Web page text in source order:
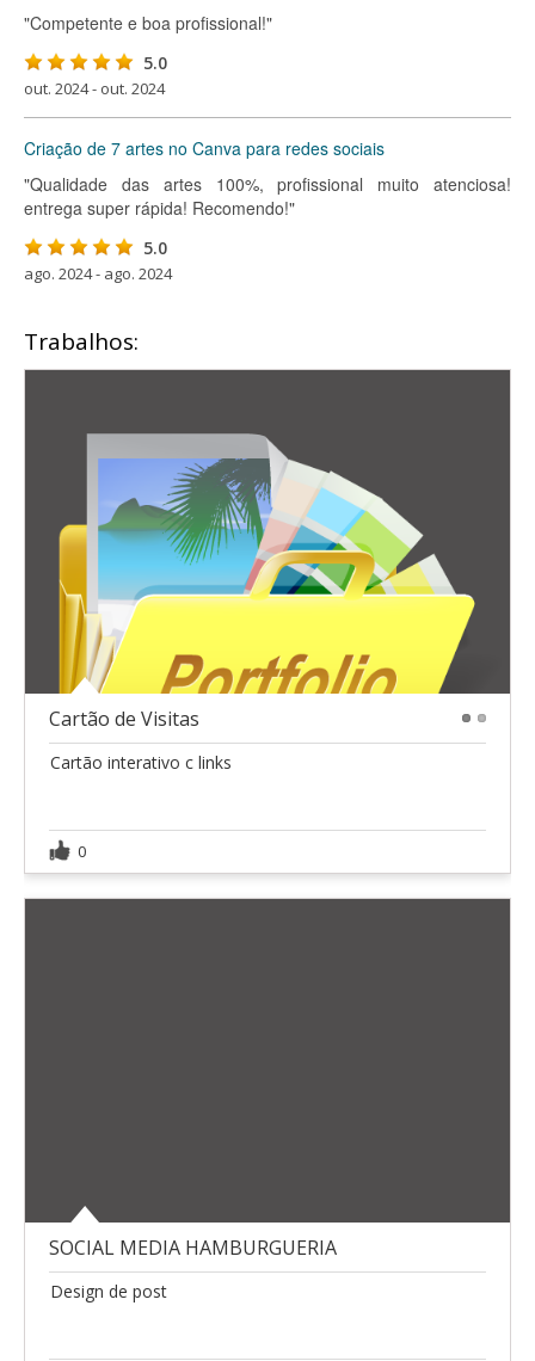
"Competente e boa profissional!"
5.0
out. 2024 - out. 2024
Criação de 7 artes no Canva para redes sociais
"Qualidade das artes 100%, profissional muito atenciosa!
entrega super rápida! Recomendo!"
5.0
ago. 2024 - ago. 2024
Trabalhos:
Cartão de Visitas
Cartão interativo c links
0
SOCIAL MEDIA HAMBURGUERIA
Design de post